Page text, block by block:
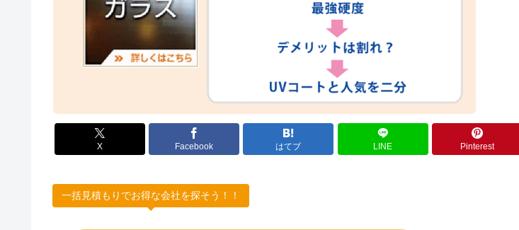
X Facebook はてブ LINE Pinterest
一括見積もりでお得な会社を探そう！！